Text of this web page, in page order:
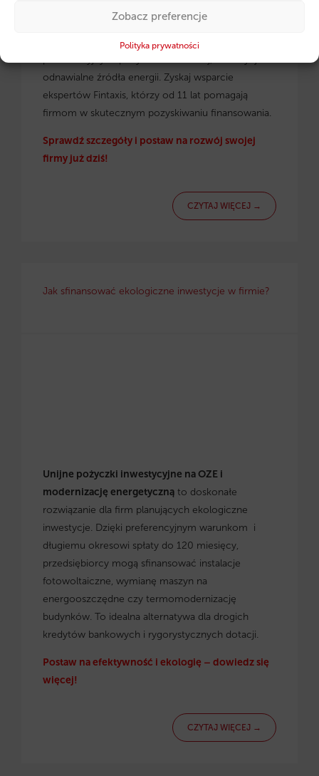
Zobacz preferencje
Polityka prywatności
Pożyczki unijne dla małopolskich
przedsiębiorców– dowiedz się, jak skorzystać z
odnawialne źródła energii. Zyskaj wsparcie
ekspertów Fintaxis, którzy od 11 lat pomagają
firmom w skutecznym pozyskiwaniu finansowania.
Sprawdź szczegóły i postaw na rozwój swojej
firmy już dziś!
CZYTAJ WIĘCEJ →
Jak sfinansować ekologiczne inwestycje w firmie?
Unijne pożyczki inwestycyjne na OZE i
modernizację energetyczną to doskonałe
rozwiązanie dla firm planujących ekologiczne
inwestycje. Dzięki preferencyjnym warunkom i
długiemu okresowi spłaty do 120 miesięcy,
przedsiębiorcy mogą sfinansować instalacje
fotowoltaiczne, wymianę maszyn na
energooszczędne czy termomodernizację
budynków. To idealna alternatywa dla drogich
kredytów bankowych i rygorystycznych dotacji.
Postaw na efektywność i ekologię – dowiedz się
więcej!
CZYTAJ WIĘCEJ →